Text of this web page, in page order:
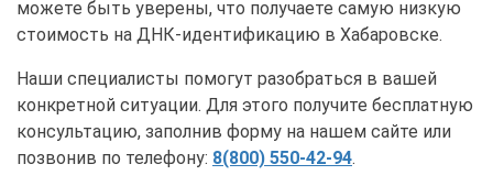
можете быть уверены, что получаете самую низкую
стоимость на ДНК-идентификацию в Хабаровске.
Наши специалисты помогут разобраться в вашей
конкретной ситуации. Для этого получите бесплатную
консультацию, заполнив форму на нашем сайте или
позвонив по телефону: 8(800) 550-42-94.